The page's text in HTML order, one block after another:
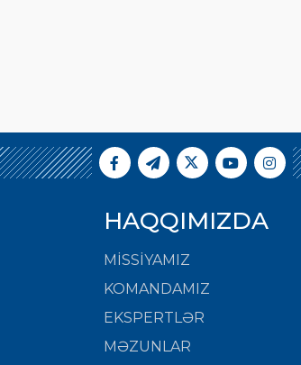
HAQQIMIZDA
MISSIYAMIZ
KOMANDAMIZ
EKSPERTLƏR
MƏZUNLAR